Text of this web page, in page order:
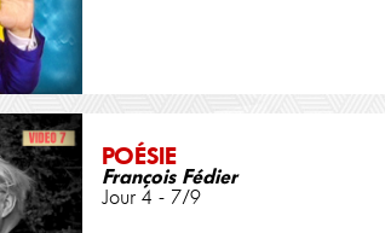
POÉSIE
François Fédier
Jour 4 - 7/9